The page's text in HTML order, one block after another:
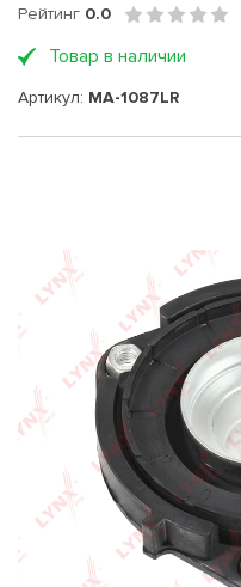
Рейтинг 0.0
Товар в наличии
Артикул: MA-1087LR